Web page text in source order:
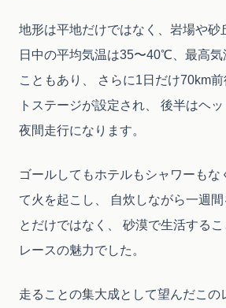
地形は平地だけではなく、岩場や砂
日中の平均気温は35〜40℃、最高
こともあり、 さらに1日だけ70km
トステージが設定され、 後半はヘ
夜間走行になります。
ゴールしてもホテルもシャワーもな
て火を起こし、 自炊しながら一週
とだけではなく、 砂漠で生活する
レースの魅力でした。
走ることの集大成として望んだこの